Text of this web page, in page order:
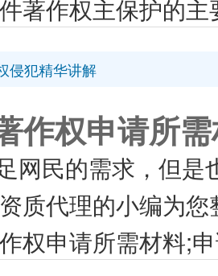
著作权主保护的
侵犯精华讲解
作权申请所
网民的需求，但
质代理的小编为
权申请所需材料;